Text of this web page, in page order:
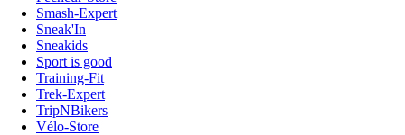
Smash-Expert
Sneak'In
Sneakids
Sport is good
Training-Fit
Trek-Expert
TripNBikers
Vélo-Store